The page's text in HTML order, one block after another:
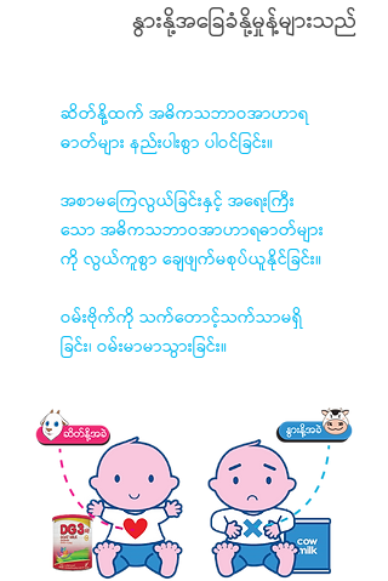
နွားနို့အခြေခံနို့မှုန့်များသည်
ဆိတ်နို့ထက် အဓိကသဘာဝအာဟာရ
ဓာတ်များ နည်းပါးစွာ ပါဝင်ခြင်း။
အစာမကြေလွယ်ခြင်းနှင့် အရေးကြီး
သော အဓိကသဘာဝအာဟာရဓာတ်များ
ကို လွယ်ကူစွာ ချေဖျက်မစုပ်ယူနိုင်ခြင်း။
ဝမ်းဗိုက်ကို သက်တောင့်သက်သာမရှိ
ခြင်း၊ ဝမ်းမာမာသွားခြင်း။